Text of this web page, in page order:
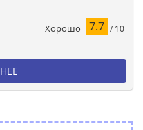
Хорошо 7.7 / 10